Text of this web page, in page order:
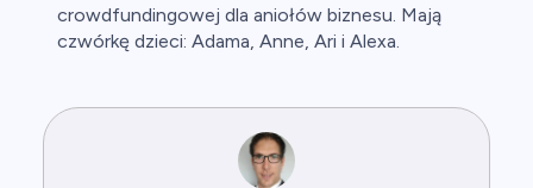
crowdfundingowej dla aniołów biznesu. Mają
czwórkę dzieci: Adama, Anne, Ari i Alexa.